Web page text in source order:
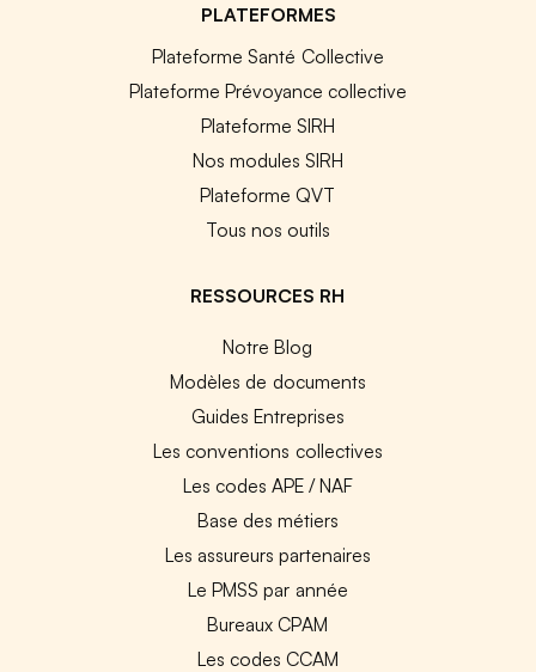
PLATEFORMES
Plateforme Santé Collective
Plateforme Prévoyance collective
Plateforme SIRH
Nos modules SIRH
Plateforme QVT
Tous nos outils
RESSOURCES RH
Notre Blog
Modèles de documents
Guides Entreprises
Les conventions collectives
Les codes APE / NAF
Base des métiers
Les assureurs partenaires
Le PMSS par année
Bureaux CPAM
Les codes CCAM